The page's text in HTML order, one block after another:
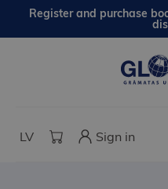
Register and purchase
LV Sign in